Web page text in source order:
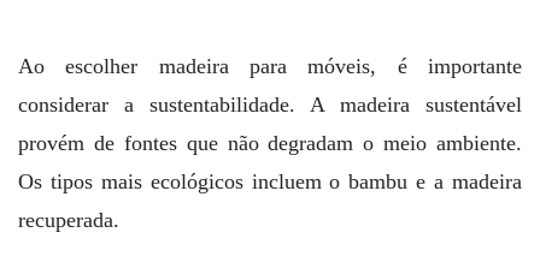
Ao escolher madeira para móveis, é importante
considerar a sustentabilidade. A madeira sustentável
provém de fontes que não degradam o meio ambiente.
Os tipos mais ecológicos incluem o bambu e a madeira
recuperada.